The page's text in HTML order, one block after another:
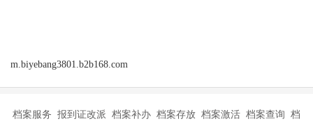
m.biyebang3801.b2b168.com
档案服务 报到证改派 档案补办 档案存放 档案激活 档案查询 档